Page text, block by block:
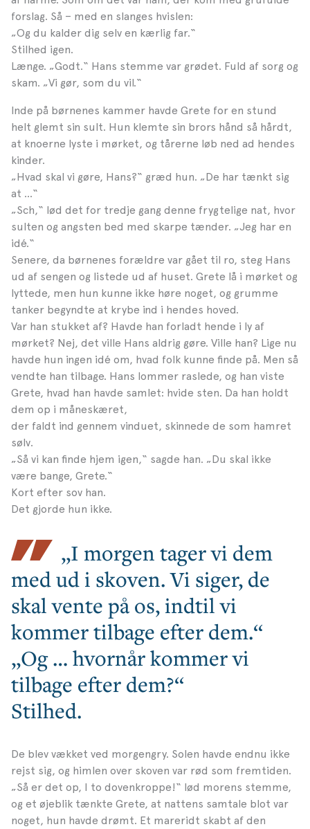
forslag. Så – med en slanges hvislen:
„Og du kalder dig selv en kærlig far.“
Stilhed igen.
Længe. „Godt.“ Hans stemme var grødet. Fuld af sorg og
skam. „Vi gør, som du vil.“
Inde på børnenes kammer havde Grete for en stund
helt glemt sin sult. Hun klemte sin brors hånd så hårdt,
at knoerne lyste i mørket, og tårerne løb ned ad hendes
kinder.
„Hvad skal vi gøre, Hans?“ græd hun. „De har tænkt sig
at …“
„Sch,“ lød det for tredje gang denne frygtelige nat, hvor
sulten og angsten bed med skarpe tænder. „Jeg har en
idé.“
Senere, da børnenes forældre var gået til ro, steg Hans
ud af sengen og listede ud af huset. Grete lå i mørket og
lyttede, men hun kunne ikke høre noget, og grumme
tanker begyndte at krybe ind i hendes hoved.
Var han stukket af? Havde han forladt hende i ly af
mørket? Nej, det ville Hans aldrig gøre. Ville han? Lige nu
havde hun ingen idé om, hvad folk kunne finde på. Men så
vendte han tilbage. Hans lommer raslede, og han viste
Grete, hvad han havde samlet: hvide sten. Da han holdt
dem op i måneskæret,
der faldt ind gennem vinduet, skinnede de som hamret
sølv.
„Så vi kan finde hjem igen,“ sagde han. „Du skal ikke
være bange, Grete.“
Kort efter sov han.
Det gjorde hun ikke.
„I morgen tager vi dem
med ud i skoven. Vi siger, de
skal vente på os, indtil vi
kommer tilbage efter dem.“
„Og … hvornår kommer vi
tilbage efter dem?“
Stilhed.
De blev vækket ved morgengry. Solen havde endnu ikke
rejst sig, og himlen over skoven var rød som fremtiden.
„Så er det op, I to dovenkroppe!“ lød morens stemme,
og et øjeblik tænkte Grete, at nattens samtale blot var
noget, hun havde drømt. Et mareridt skabt af den